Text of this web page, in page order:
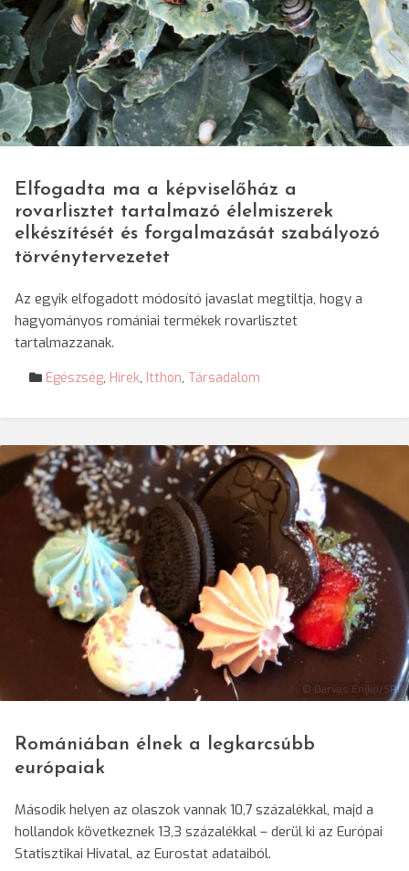
© Darvas Enikő/SRR
Elfogadta ma a képviselőház a
rovarlisztet tartalmazó élelmiszerek
elkészítését és forgalmazását szabályozó
törvénytervezetet
Az egyik elfogadott módosító javaslat megtiltja, hogy a
hagyományos romániai termékek rovarlisztet
tartalmazzanak.
Egészség, Hírek, Itthon, Társadalom
© Darvas Enikő/SRR
Romániában élnek a legkarcsúbb
európaiak
Második helyen az olaszok vannak 10,7 százalékkal, majd a
hollandok következnek 13,3 százalékkal – derül ki az Európai
Statisztikai Hivatal, az Eurostat adataiból.